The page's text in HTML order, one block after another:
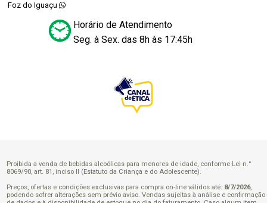
Foz do Iguaçu
Horário de Atendimento
Seg. à Sex. das 8h às 17:45h
Proibida a venda de bebidas alcoólicas para menores de idade, conforme Lei n.°
8069/90, art. 81, inciso II (Estatuto da Criança e do Adolescente).
Preços, ofertas e condições exclusivas para compra on-line válidos até: 8/7/2026,
podendo sofrer alterações sem prévio aviso. Vendas sujeitas à análise e confirmação